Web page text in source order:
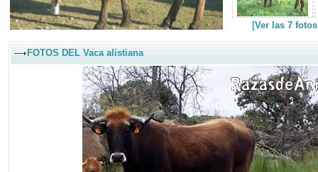
[Ver las 7
FOTOS DEL Vaca alistiana